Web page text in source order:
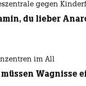
gegen
du lieber
im All
Wagnisse